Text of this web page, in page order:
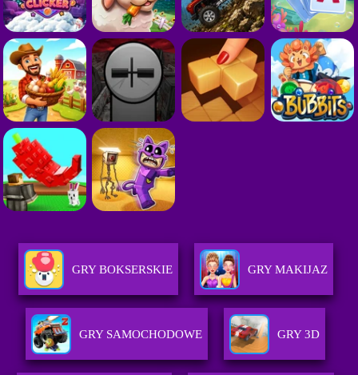
GRY BOKSERSKIE GRY MAKIJAZ
GRY SAMOCHODOWE GRY 3D